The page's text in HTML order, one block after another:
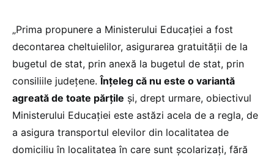
„Prima propunere a Ministerului Educației a fost
decontarea cheltuielilor, asigurarea gratuității de la
bugetul de stat, prin anexă la bugetul de stat, prin
consiliile județene.Înțeleg că nu este o variantă
agreată de toate părțile și, drept urmare, obiectivul
Ministerului Educației este astăzi acela de a regla, de
a asigura transportul elevilor din localitatea de
domiciliu în localitatea în care sunt școlarizați, fără